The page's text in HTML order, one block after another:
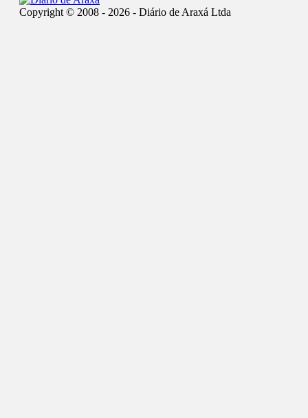
Copyright © 2008 - 2026 - Diário de Araxá Ltda